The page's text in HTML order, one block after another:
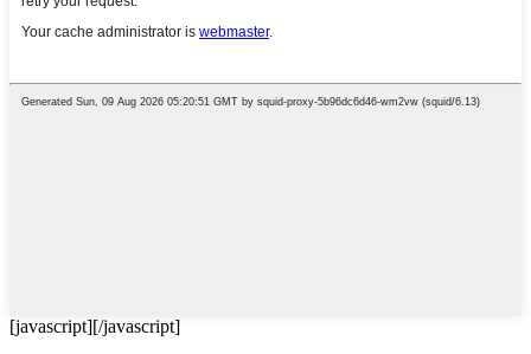
[javascript][/javascript]